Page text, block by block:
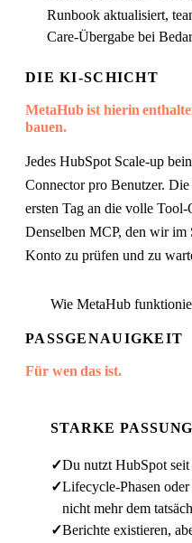
Runbook aktualisiert,
Care-Übergabe bei
DIE KI-SCHICHT
MetaHub ist hierin
bauen.
Jedes HubSpot Scale-up
Connector pro Benutzer.
ersten Tag an die volle
Denselben MCP, den wir im
Konto zu prüfen und zu
Wie MetaHub
PASSGENAUIGKEIT
Für wen das ist.
STARKE PASSUNG
✓Du nutzt HubSpot
✓Lifecycle-Phasen
nicht mehr dem
✓Berichte existieren,